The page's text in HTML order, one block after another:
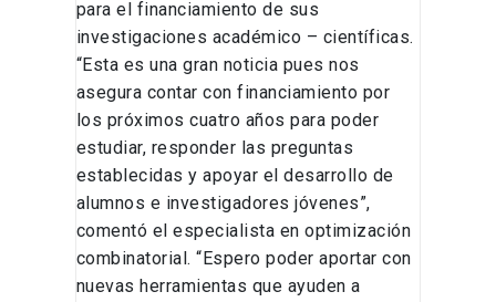
para el financiamiento de sus
investigaciones académico – científicas.
“Esta es una gran noticia pues nos
asegura contar con financiamiento por
los próximos cuatro años para poder
estudiar, responder las preguntas
establecidas y apoyar el desarrollo de
alumnos e investigadores jóvenes”,
comentó el especialista en optimización
combinatorial. “Espero poder aportar con
nuevas herramientas que ayuden a